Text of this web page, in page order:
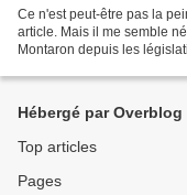
Ce n'est peut-être pas la
article. Mais il me semble
Montaron depuis les
Hébergé par Overblog
Top articles
Pages